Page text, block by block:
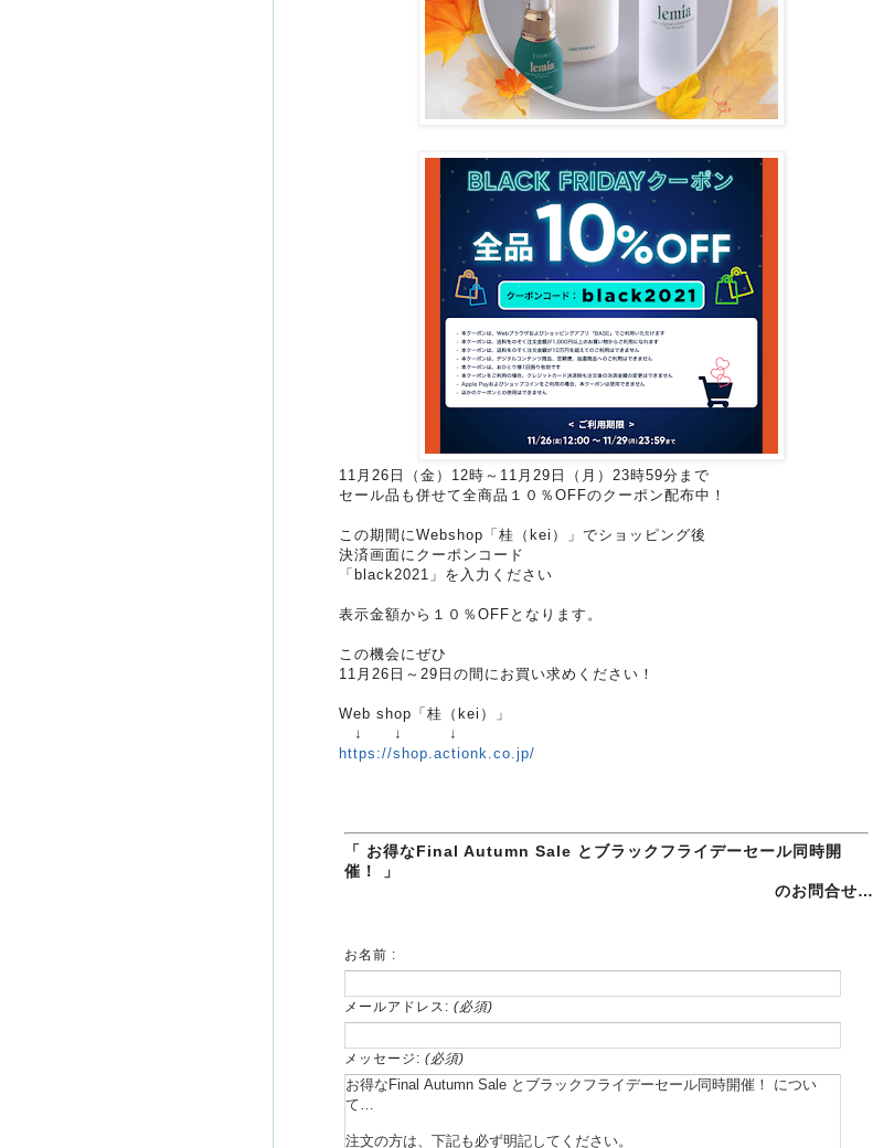
11月26日（金）12時～11月29日（月）23時59分まで
セール品も併せて全商品１０％OFFのクーポン配布中！
この期間にWebshop「桂（kei）」でショッピング後
決済画面にクーポンコード
「black2021」を入力ください
表示金額から１０％OFFとなります。
この機会にぜひ
11月26日～29日の間にお買い求めください！
Web shop「桂（kei）」
↓ ↓ ↓
https://shop.actionk.co.jp/
「 お得なFinal Autumn Sale とブラックフライデーセール同時開
催！ 」
のお問合せ…
お名前 :
メールアドレス: (必須)
メッセージ: (必須)